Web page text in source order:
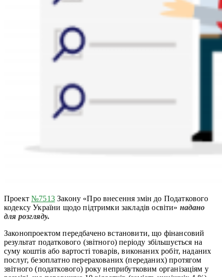
Проект№7513Закону «Про внесення змін до Податкового
кодексу України щодо підтримки закладів освіти» надано
для розгляду.
Законопроектом передбачено встановити, що фінансовий
результат податкового (звітного) періоду збільшується на
суму коштів або вартості товарів, виконаних робіт, наданих
послуг, безоплатно перерахованих (переданих) протягом
звітного (податкового) року неприбутковим організаціям у